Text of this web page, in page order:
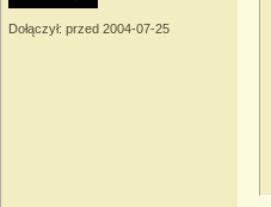
Dołączył: przed 2004-07-25